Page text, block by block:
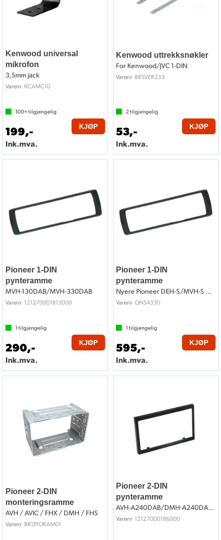
Kenwood universal
mikrofon
3,5mm jack
Varenr KCAMC10
100+tilgjengelig
199,-
Ink.mva.
KJØP
Kenwood uttrekksnøkler
For Kenwood/JVC 1-DIN
Varenr BRSVER233
2tilgjengelig
53,-
Ink.mva.
KJØP
Pioneer 1-DIN
pynteramme
MVH-130DAB/MVH-330DAB
Varenr 121270001813000
1 tilgjengelig
290,-
Ink.mva.
KJØP
Pioneer 1-DIN
pynteramme
Nyere Pioneer DEH-S/MVH-S modeller
Varenr QNS4330
1 tilgjengelig
595,-
Ink.mva.
KJØP
Pioneer 2-DIN
monteringsramme
AVH / AVIC / FHX / DMH / FHS
Varenr BRSPIORAM01
Pioneer 2-DIN
pynteramme
AVH-A240DAB/DMH-A240DAB/DMH-A340DAB
Varenr 12127000186000